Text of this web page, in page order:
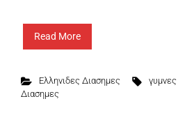
Read More
Ελληνιδες Διασημες
Διασημες